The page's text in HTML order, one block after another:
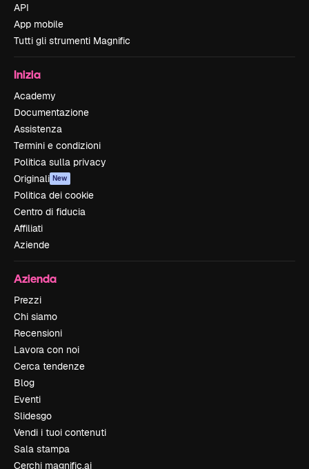
API
App mobile
Tutti gli strumenti Magnific
Inizia
Academy
Documentazione
Assistenza
Termini e condizioni
Politica sulla privacy
Originali New
Politica dei cookie
Centro di fiducia
Affiliati
Aziende
Azienda
Prezzi
Chi siamo
Recensioni
Lavora con noi
Cerca tendenze
Blog
Eventi
Slidesgo
Vendi i tuoi contenuti
Sala stampa
Cerchi magnific.ai